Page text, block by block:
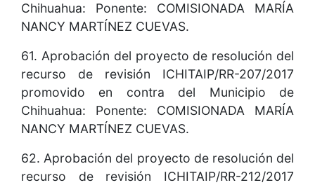
Chihuahua: Ponente: COMISIONADA MARÍA
NANCY MARTÍNEZ CUEVAS.
61. Aprobación del proyecto de resolución del
recurso de revisión ICHITAIP/RR-207/2017
promovido en contra del Municipio de
Chihuahua: Ponente: COMISIONADA MARÍA
NANCY MARTÍNEZ CUEVAS.
62. Aprobación del proyecto de resolución del
recurso de revisión ICHITAIP/RR-212/2017